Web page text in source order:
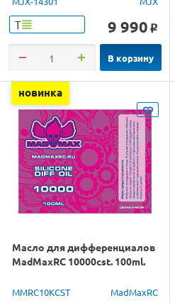
Т 9 990 o
В корзину
новинка
Масло для дифференциалов
MadMaxRC 10000cst. 100ml.
MMRC10KCST MadMaxRC